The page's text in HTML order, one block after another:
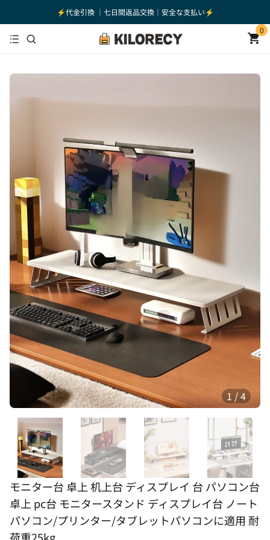
⚡️代金引換 ｜七日間返品交換｜安全な支払い⚡️
0
1/4
モニター台 卓上 机上台 ディスプレイ 台 パソコン台
卓上 pc台 モニタースタンド ディスプレイ台 ノート
パソコン/プリンター/タブレットパソコンに適用 耐